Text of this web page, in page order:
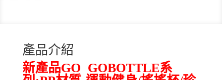
產品介紹
新產品GO GOBOTTLE系